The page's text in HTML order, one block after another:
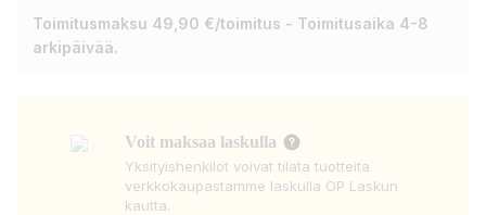
Toimitusmaksu 49,90 €/toimitus - Toimitusaika 4-8
arkipäivää.
Voit maksaa laskulla
Yksityishenkilöt voivat tilata tuotteita
verkkokaupastamme laskulla OP Laskun
kautta.